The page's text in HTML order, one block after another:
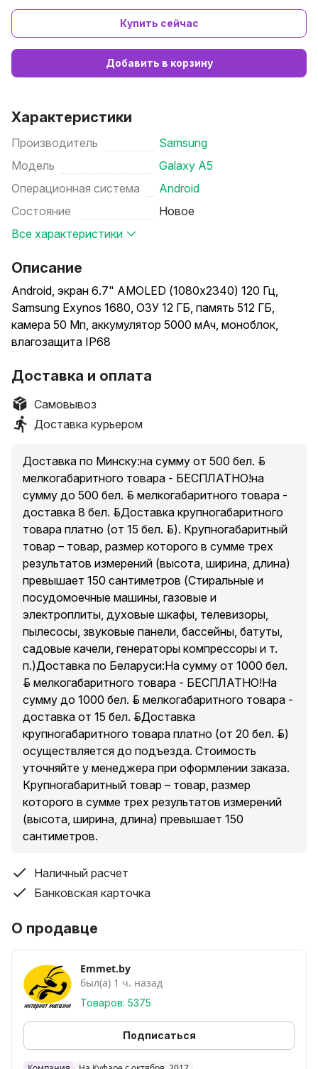
Купить сейчас
Добавить в корзину
Характеристики
Производитель
Samsung
Модель
Galaxy A5
Операционная система
Android
Состояние
Новое
Все характеристики
Описание
Android, экран 6.7" AMOLED (1080x2340) 120 Гц,
Samsung Exynos 1680, ОЗУ 12 ГБ, память 512 ГБ,
камера 50 Мп, аккумулятор 5000 мАч, моноблок,
влагозащита IP68
Доставка и оплата
Самовывоз
Доставка курьером
Доставка по Минску:на сумму от 500 бел. руб.
мелкогабаритного товара - БЕСПЛАТНО!на
сумму до 500 бел. руб. мелкогабаритного товара -
доставка 8 бел. руб.Доставка крупногабаритного
товара платно (от 15 бел. руб.). Крупногабаритный
товар – товар, размер которого в сумме трех
результатов измерений (высота, ширина, длина)
превышает 150 сантиметров (Стиральные и
посудомоечные машины, газовые и
электроплиты, духовые шкафы, телевизоры,
пылесосы, звуковые панели, бассейны, батуты,
садовые качели, генераторы компрессоры и т.
п.)Доставка по Беларуси:На сумму от 1000 бел.
руб. мелкогабаритного товара - БЕСПЛАТНО!На
сумму до 1000 бел. руб. мелкогабаритного товара -
доставка от 15 бел. руб.Доставка
крупногабаритного товара платно (от 20 бел. руб.)
осуществляется до подъезда. Стоимость
уточняйте у менеджера при оформлении заказа.
Крупногабаритный товар – товар, размер
которого в сумме трех результатов измерений
(высота, ширина, длина) превышает 150
сантиметров.
Наличный расчет
Банковская карточка
О продавце
Emmet.by
был(а) 1 ч. назад
Товаров: 5375
Подписаться